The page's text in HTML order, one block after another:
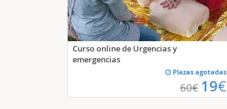
Curso online de Urgencias y
emergencias
Plazas agotadas
60€ 19€